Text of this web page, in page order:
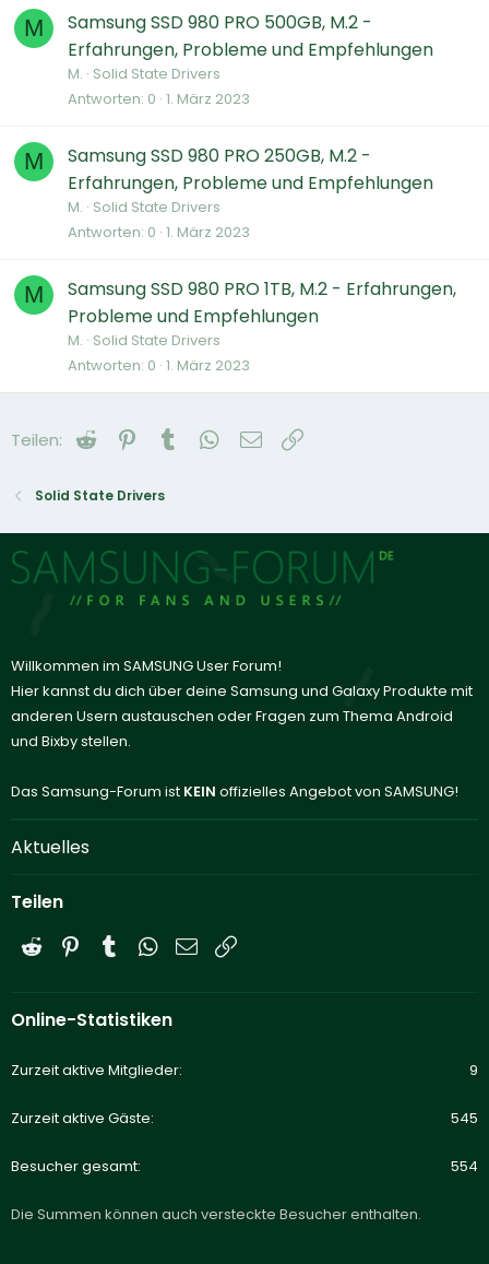
M
Samsung SSD 980 PRO 500GB, M.2 -
Erfahrungen, Probleme und Empfehlungen
M. Solid State Drivers
Antworten 0 1. März 2023
M
Samsung SSD 980 PRO 250GB, M.2 -
Erfahrungen, Probleme und Empfehlungen
M. Solid State Drivers
Antworten 0 1. März 2023
M
Samsung SSD 980 PRO 1TB, M.2 - Erfahrungen,
Probleme und Empfehlungen
M. Solid State Drivers
Antworten 0 1. März 2023
Teilen: Reddit Pinterest
Tumblr WhatsApp
E-Mail
Solid State Drivers
Willkommen im SAMSUNG User Forum!
Hier kannst du dich über deine Samsung und Galaxy Produkte mit
anderen Usern austauschen oder Fragen zum Thema Android
und Bixby stellen.
Das Samsung-Forum ist KEIN offizielles Angebot von SAMSUNG!
Aktuelles
Teilen
Reddit PinterestTumblrWhatsApp
E-Mail
Online-Statistiken
Zurzeit aktive Mitglieder 9
Zurzeit aktive Gäste 545
Besucher gesamt 554
Die Summen können auch versteckte Besucher enthalten.